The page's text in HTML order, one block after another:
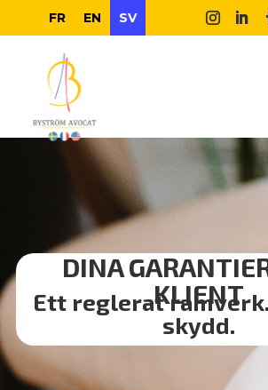
FR EN SV
DINA
KLIENT
Ett reglerat
skydd.